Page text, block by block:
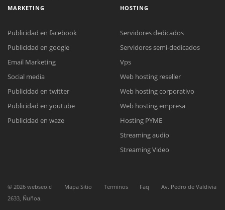
Reunión online
Nuestros ejecutivos le enviarán un correo electrónico con el enlace a
Meet para la reunión online.
Cotización
Chat Online
Todos nuestros ejecutivos están fuera de línea. Complete el formulario
MARKETING
Publicidad en facebook
Publicidad en google
Email Marketing
Social media
Publicidad en twitter
Publicidad en youtube
Publicidad en waze
HOSTING
Servidores dedicados
Servidores semi-dedicados
Vps
Web hosting reseller
Web hosting corporativo
Web hosting empresa
Hosting PYME
Streaming audio
Streaming Video
© 2026 webseo.cl Mapa Sitio Terminos Faq
Av. Pedro de Valdivia
2633, Ñuñoa.